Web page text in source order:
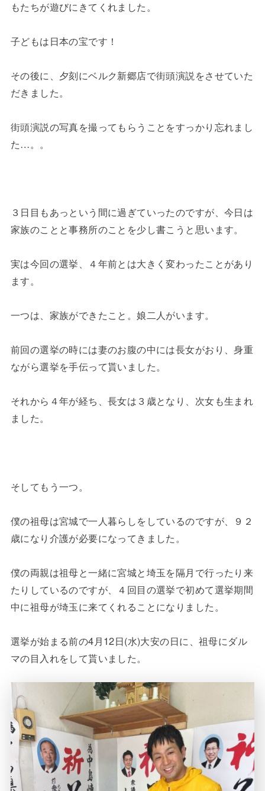
もたちが遊びにきてくれました。
子どもは日本の宝です！
その後に、夕刻にベルク新郷店で街頭演説をさせていた
だきました。
街頭演説の写真を撮ってもらうことをすっかり忘れまし
た…。。
３日目もあっという間に過ぎていったのですが、今日は
家族のことと事務所のことを少し書こうと思います。
実は今回の選挙、４年前とは大きく変わったことがあり
ます。
一つは、家族ができたこと。娘二人がいます。
前回の選挙の時には妻のお腹の中には長女がおり、身重
ながら選挙を手伝って貰いました。
それから４年が経ち、長女は３歳となり、次女も生まれ
ました。
そしてもう一つ。
僕の祖母は宮城で一人暮らしをしているのですが、９２
歳になり介護が必要になってきました。
僕の両親は祖母と一緒に宮城と埼玉を隔月で行ったり来
たりしているのですが、４回目の選挙で初めて選挙期間
中に祖母が埼玉に来てくれることになりました。
選挙が始まる前の4月12日(水)大安の日に、祖母にダル
マの目入れをして貰いました。